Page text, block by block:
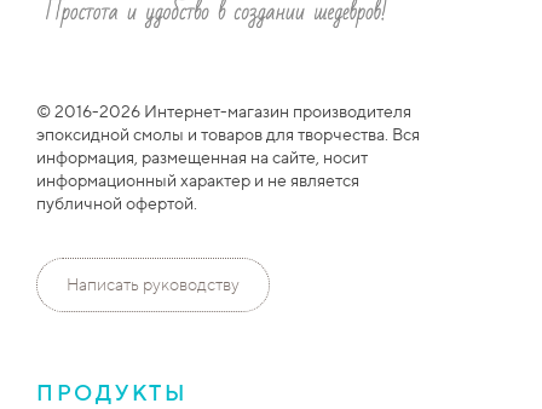
© 2016-2026 Интернет-магазин производителя
эпоксидной смолы и товаров для творчества. Вся
информация, размещенная на сайте, носит
информационный характер и не является
публичной офертой.
Написать руководству
ПРОДУКТЫ